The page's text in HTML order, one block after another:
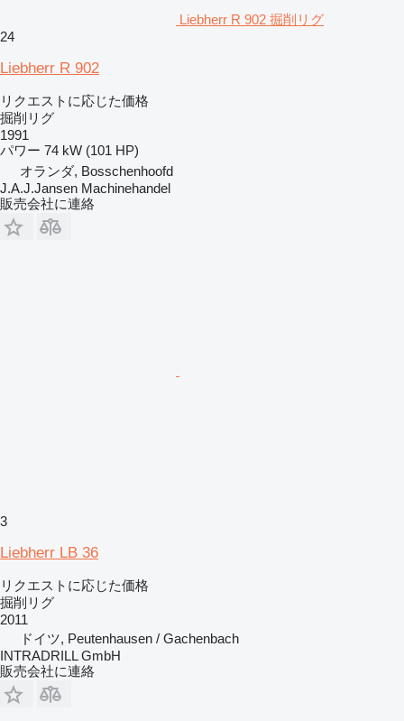
Liebherr R 902 掘削リグ
24
Liebherr R 902
リクエストに応じた価格
掘削リグ
1991
パワー 74 kW (101 HP)
オランダ, Bosschenhoofd
J.A.J.Jansen Machinehandel
販売会社に連絡
3
Liebherr LB 36
リクエストに応じた価格
掘削リグ
2011
ドイツ, Peutenhausen / Gachenbach
INTRADRILL GmbH
販売会社に連絡